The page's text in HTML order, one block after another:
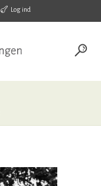
Log ind